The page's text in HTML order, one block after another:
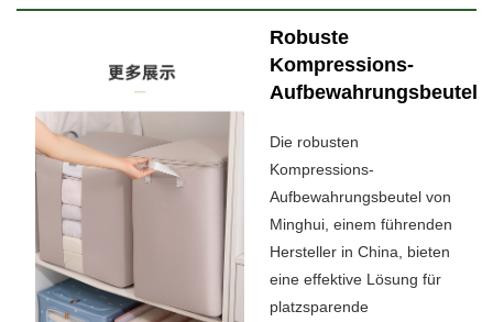
Robuste
Kompressions-
Aufbewahrungsbeutel
Die robusten
Kompressions-
Aufbewahrungsbeutel von
Minghui, einem führenden
Hersteller in China, bieten
eine effektive Lösung für
platzsparende